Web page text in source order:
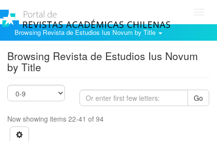
Browsing Revista de Estudios Ius Novum by Title
Browsing Revista de Estudios Ius Novum
by Title
Go
Now showing items 22-41 of 94